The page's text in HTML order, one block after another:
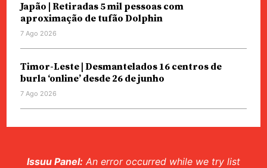
Japão | Retiradas 5 mil pessoas com
aproximação de tufão Dolphin
7 Ago 2026
Timor-Leste | Desmantelados 16 centros de
burla ‘online’ desde 26 de junho
7 Ago 2026
Issuu Panel: An error occurred while we try list